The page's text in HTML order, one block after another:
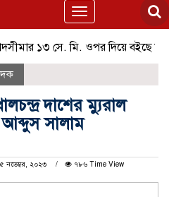
Toggle
navigation
১৩ সে. মি. ওপর দিয়ে বইছে তিস্তার
দাশের ম্যুরাল
আব্দুস সালাম
নভেম্বর, ২০২৩
৭৮৬ Time View